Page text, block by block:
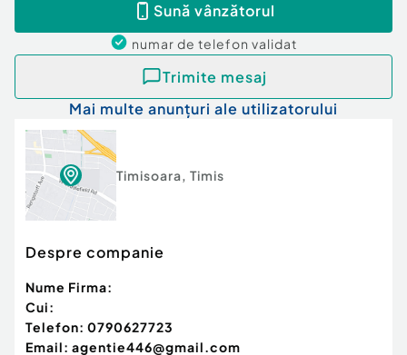
Sună vânzătorul
numar de telefon validat
Trimite mesaj
Mai multe anunțuri ale utilizatorului
Timisoara, Timis
Despre companie
Nume Firma:
Cui:
Telefon: 0790627723
Email: agentie446@gmail.com